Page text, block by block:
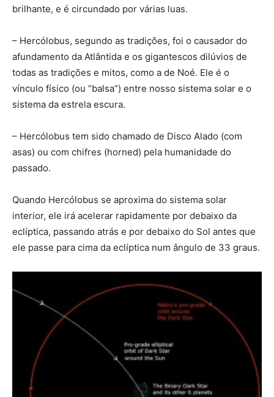
brilhante, e é circundado por várias luas.
– Hercólobus, segundo as tradições, foi o causador do
afundamento da Atlântida e os gigantescos dilúvios de
todas as tradições e mitos, como a de Noé. Ele é o
vínculo físico (ou “balsa”) entre nosso sistema solar e o
sistema da estrela escura.
– Hercólobus tem sido chamado de Disco Alado (com
asas) ou com chifres (horned) pela humanidade do
passado.
Quando Hercólobus se aproxima do sistema solar
interior, ele irá acelerar rapidamente por debaixo da
eclíptica, passando atrás e por debaixo do Sol antes que
ele passe para cima da eclíptica num ângulo de 33 graus.